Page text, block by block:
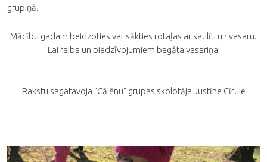
grupiņā.
Mācību gadam beidzoties var sākties rotaļas ar saulīti un vasaru.
Lai raiba un piedzīvojumiem bagāta vasariņa!
Rakstu sagatavoja "Cālēnu" grupas skolotāja Justīne Cīrule